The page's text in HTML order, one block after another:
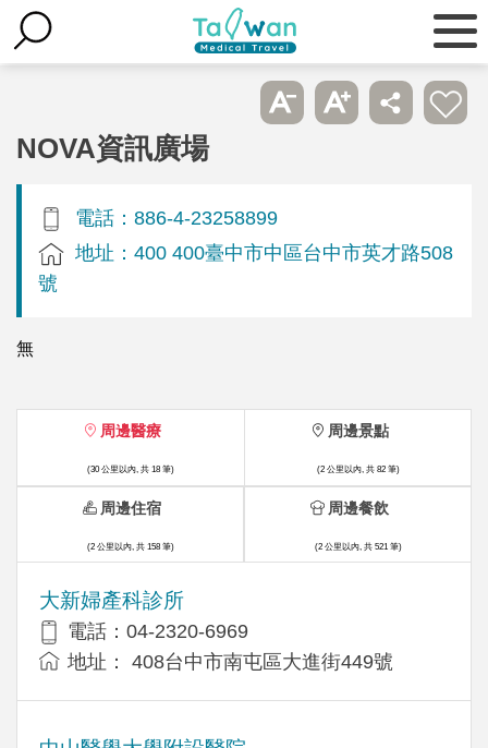
NOVA資訊廣場
電話：886-4-23258899
地址：400 400臺中市中區台中市英才路508
號
無
周邊醫療
(30 公里以內, 共 18 筆)
大新婦產科診所
電話：04-2320-6969
地址： 408台中市南屯區大進街449號
周邊景點
(2 公里以內, 共 82 筆)
周邊住宿
(2 公里以內, 共 158 筆)
周邊餐飲
(2 公里以內, 共 521 筆)